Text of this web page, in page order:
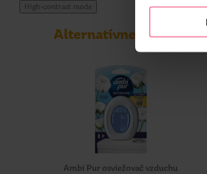
High-contrast mode
Alternatívne produkty
Ambi Pur osviežovač vzduchu